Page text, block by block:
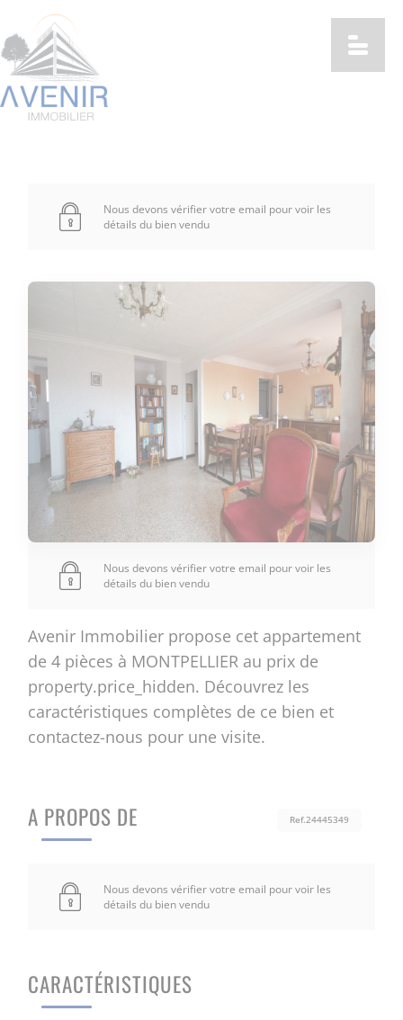
Nous devons vérifier votre email pour voir les
détails du bien vendu
Nous devons vérifier votre email pour voir les
détails du bien vendu
Avenir Immobilier propose cet appartement
de 4 pièces à MONTPELLIER au prix de
property.price_hidden. Découvrez les
caractéristiques complètes de ce bien et
contactez-nous pour une visite.
A PROPOS DE Ref.24445349
Nous devons vérifier votre email pour voir les
détails du bien vendu
CARACTÉRISTIQUES